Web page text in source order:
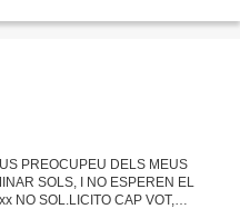
PREOCUPEU DELS MEUS
SOLS, I NO ESPEREN EL
NO SOL.LICITO CAP VOT,